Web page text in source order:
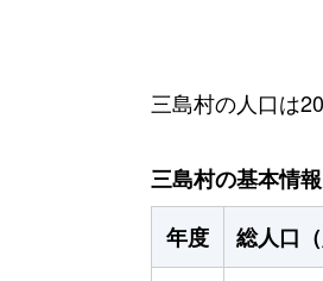
三島村の人口は
三島村の基本情
年度
総人口（